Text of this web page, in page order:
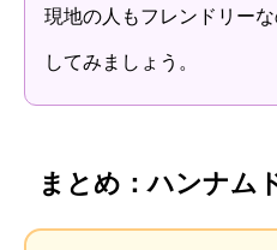
現地の人もフレンドリー
してみましょう。
まとめ：ハンナム